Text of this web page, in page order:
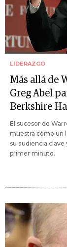
LIDERAZGO
Más allá de
Greg Abel
Berkshire
El sucesor de
muestra cómo un
su audiencia
primer minuto.